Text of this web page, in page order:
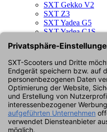
SXT Gekko V2
SXT Z3
SXT Yadea G5
SXT Yadea C1S
SXT Raptor V3
SXT Gekko V3
für Kindermodelle
SXT Duo
für Bikes
SXT Velox
SXT Velox MAX
für Boards
SXT Board